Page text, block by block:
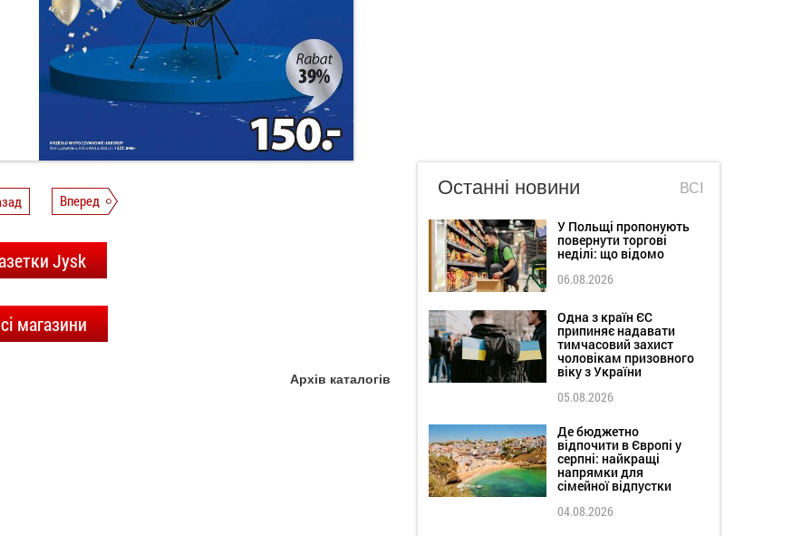
Вперед
Jysk
магазини
Архів каталогів
Останні новини ВСІ
У Польщі пропонують
повернути торгові
неділі: що відомо
06.08.2026
Одна з країн ЄС
припиняє надавати
тимчасовий захист
чоловікам призовного
віку з України
05.08.2026
Де бюджетно
відпочити в Європі у
серпні: найкращі
напрямки для
сімейної відпустки
04.08.2026